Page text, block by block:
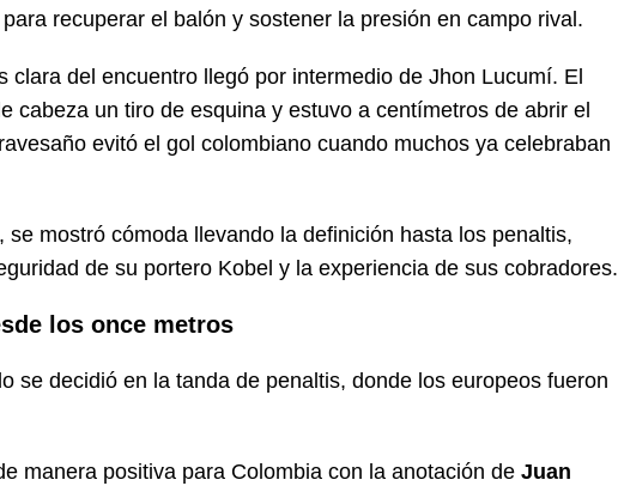
recuperar el balón y sostener la presión en campo rival.
clara del encuentro llegó por intermedio de Jhon Lucumí. El
cabeza un tiro de esquina y estuvo a centímetros de abrir el
evitó el gol colombiano cuando muchos ya celebraban
se mostró cómoda llevando la definición hasta los penaltis,
de su portero Kobel y la experiencia de sus cobradores.
los once metros
se decidió en la tanda de penaltis, donde los europeos fueron
manera positiva para Colombia con la anotación de Juan